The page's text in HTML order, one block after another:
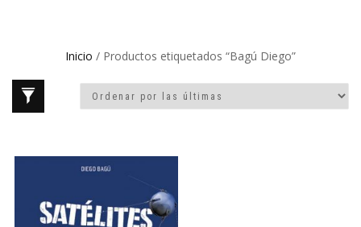
Inicio / Productos etiquetados “Bagú Diego”